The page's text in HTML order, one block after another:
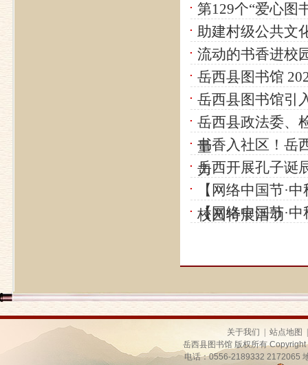
第129个“爱心图
助建村级公共文
流动的书香进校
岳西县图书馆
岳西县图书馆引
岳西县政法委、
量
书香入社区！岳
力
岳西开展孔子诞
【网络中国节·
校园特展活动
【网络中国节·
关于我们 站点地图
岳西县图书馆 版权所有
电话：0556-2189332 2172065